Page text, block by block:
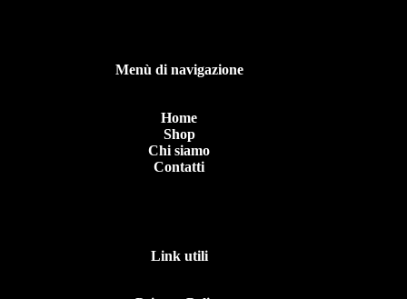
Menù di navigazione
Home
Shop
Chi siamo
Contatti
Link utili